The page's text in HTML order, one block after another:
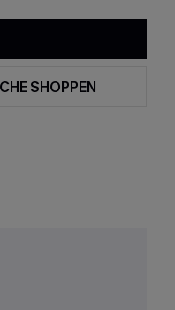
SHOPPEN